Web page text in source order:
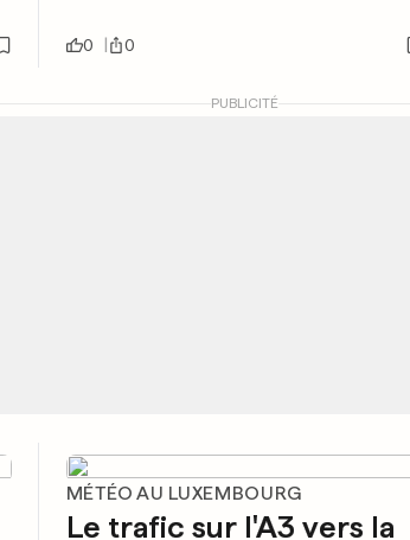
0 0
PUBLICITÉ
MÉTÉO AU LUXEMBOURG
Le trafic sur l'A3 vers la